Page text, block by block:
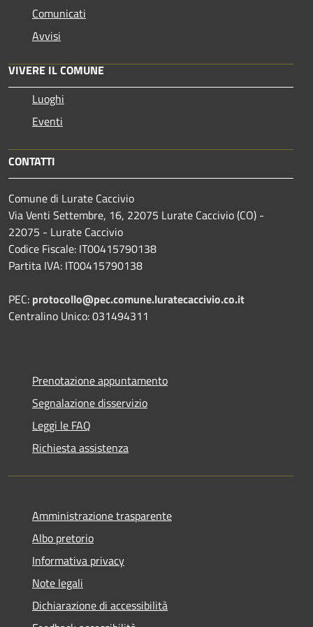
Comunicati
Avvisi
VIVERE IL COMUNE
Luoghi
Eventi
CONTATTI
Comune di Lurate Caccivio
Via Venti Settembre, 16, 22075 Lurate Caccivio (CO) -
22075 - Lurate Caccivio
Codice Fiscale: IT00415790138
Partita IVA: IT00415790138
PEC: protocollo@pec.comune.luratecaccivio.co.it
Centralino Unico: 031494311
Prenotazione appuntamento
Segnalazione disservizio
Leggi le FAQ
Richiesta assistenza
Amministrazione trasparente
Albo pretorio
Informativa privacy
Note legali
Dichiarazione di accessibilità